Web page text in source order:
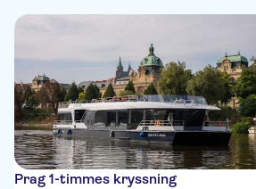
Prag 1-timmes kryssning